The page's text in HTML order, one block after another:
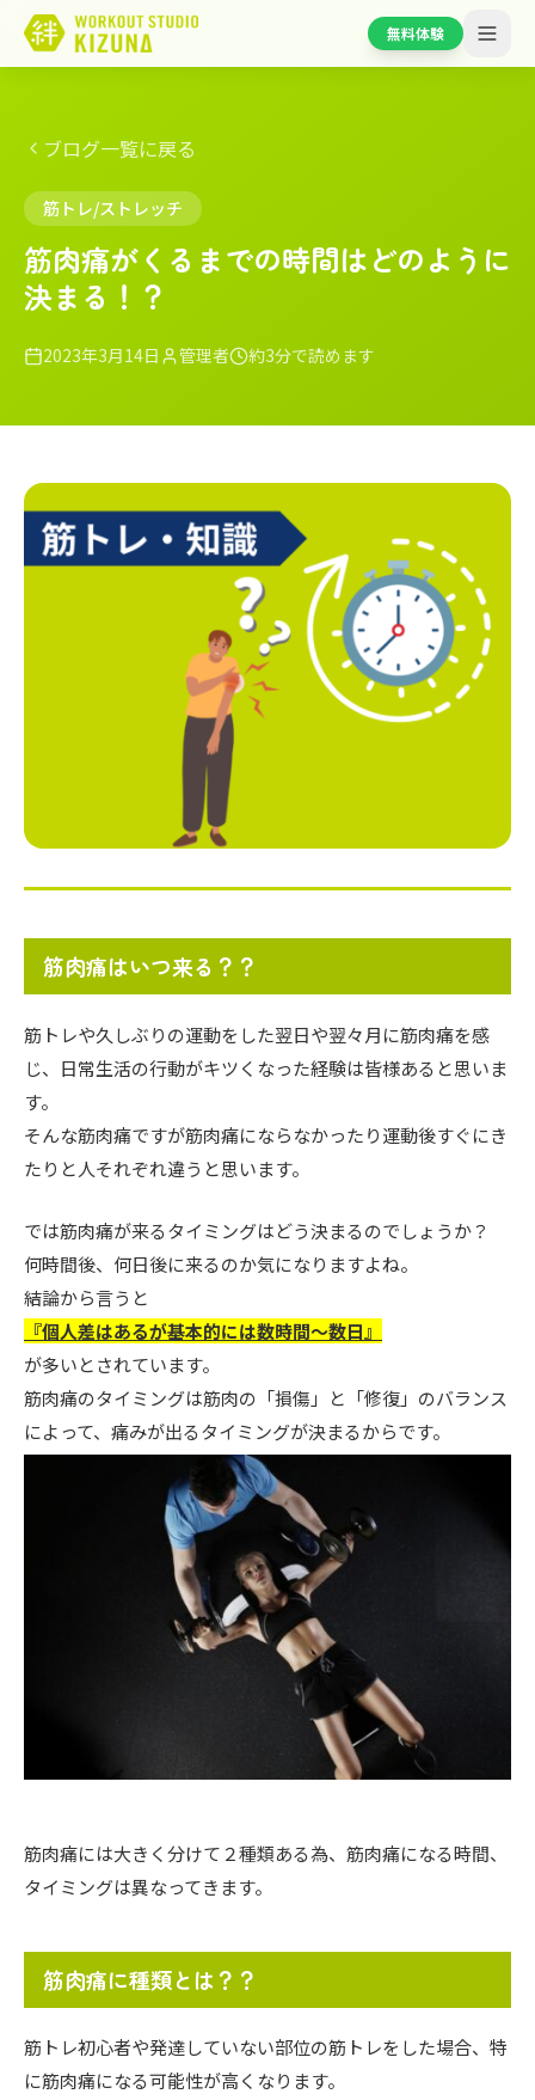
無料体験
ブログ一覧に戻る
筋トレ/ストレッチ
筋肉痛がくるまでの時間はどのように
決まる！？
2023年3月14日 管理者 約3分で読めます
筋肉痛はいつ来る？？
筋トレや久しぶりの運動をした翌日や翌々月に筋肉痛を感
じ、日常生活の行動がキツくなった経験は皆様あると思いま
す。
そんな筋肉痛ですが筋肉痛にならなかったり運動後すぐにき
たりと人それぞれ違うと思います。
では筋肉痛が来るタイミングはどう決まるのでしょうか？
何時間後、何日後に来るのか気になりますよね。
結論から言うと
『個人差はあるが基本的には数時間〜数日』
が多いとされています。
筋肉痛のタイミングは筋肉の「損傷」と「修復」のバランス
によって、痛みが出るタイミングが決まるからです。
筋肉痛には大きく分けて２種類ある為、筋肉痛になる時間、
タイミングは異なってきます。
筋肉痛に種類とは？？
筋トレ初心者や発達していない部位の筋トレをした場合、特
に筋肉痛になる可能性が高くなります。